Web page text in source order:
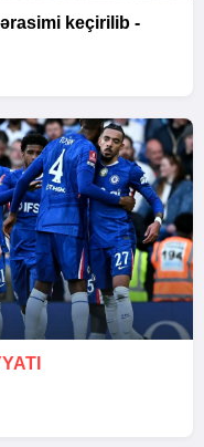
keçirilib -